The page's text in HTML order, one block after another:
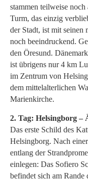
stammen teilweise
Turm, das einzig
der Stadt, ist mit seinen
noch beeindruckend.
den Öresund.
ist übrigens nur 4 km
im Zentrum von
dem mittelalterlichen
Marienkirche.
2. Tag: Helsingborg –
Das erste Schild des
Helsingborg. Nach
entlang der
einlegen: Das Sofiero
befindet sich am Rande